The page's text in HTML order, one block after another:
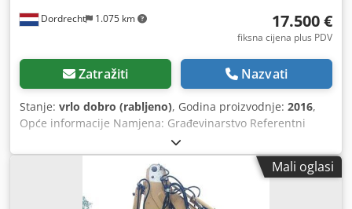
Dordrecht 1.075 km 17.500 €
fiksna cijena plus PDV
Zatražiti Nazvati
Stanje: vrlo dobro (rabljeno), Godina proizvodnje: 2016,
Opće informacije Namjena: Građevinarstvo Referentni
broj: 4 Težine Sopstvena težina: 1.300 kg Funkcionalnost
Dimenzije tovarnog prostora: 200 x 70 x 60 cm CE oznaka:
da Dcedpfjvpq Thex Ahljk Održavanje, povijest i stanje Broj
vlasnika: 1 Tehničko stanje: vrlo dobro Vizualno stanje: vrlo
dobro Dodatne informacije Prikladno za sljedeće strojeve:
Mali oglasi